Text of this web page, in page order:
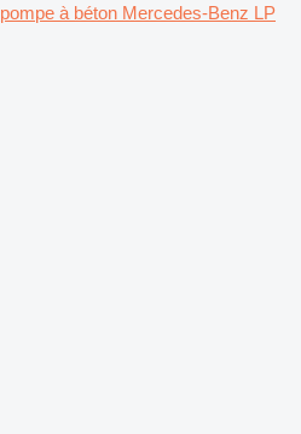
pompe à béton Mercedes-Benz LP